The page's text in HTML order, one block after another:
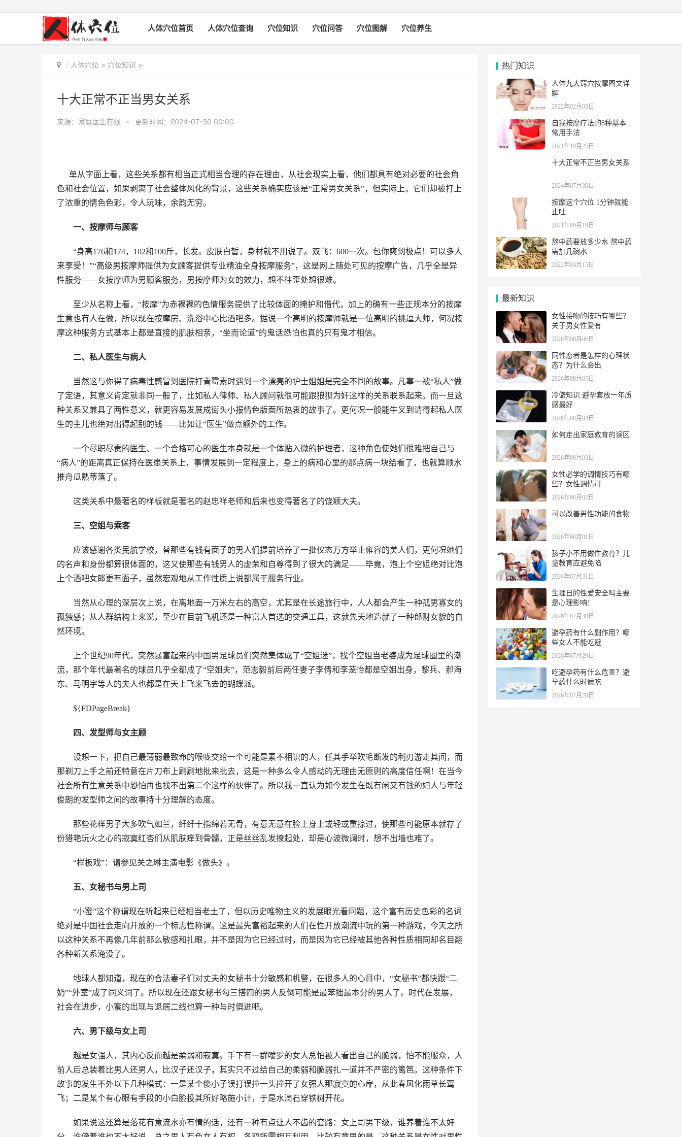
人体穴位首页 人体穴位查询 穴位知识 穴位问答 穴位图解 穴位养生
人体穴位 > 穴位知识 >
十大正常不正当男女关系
来源：家庭医生在线 • 更新时间：2024-07-30 00:00
单从字面上看，这些关系都有相当正式相当合理的存在理由，从社会现实上看，他们都具有绝对必要的社会角
色和社会位置，如果剥离了社会整体风化的背景，这些关系确实应该是“正常男女关系”，但实际上，它们却被打上
了浓重的情色色彩，令人玩味，余韵无穷。
一、按摩师与顾客
“身高176和174，102和100斤，长发。皮肤白皙，身材就不用说了。双飞：600一次。包你爽到极点！可以多人
来享受！”“高级男按摩师提供为女顾客提供专业精油全身按摩服务”，这是网上随处可见的按摩广告，几乎全是异
性服务——女按摩师为男顾客服务，男按摩师为女的效力，想不往歪处想很难。
至少从名称上看，“按摩”为赤裸裸的色情服务提供了比较体面的掩护和借代，加上的确有一些正规本分的按摩
生意也有人在做，所以现在按摩房、洗浴中心比酒吧多。据说一个高明的按摩师就是一位高明的挑逗大师，何况按
摩这种服务方式基本上都是直接的肌肤相亲，“坐而论道”的鬼话恐怕也真的只有鬼才相信。
二、私人医生与病人
当然这与你得了病毒性感冒到医院打青霉素时遇到一个漂亮的护士姐姐是完全不同的故事。凡事一被“私人”做
了定语，其意义肯定就非同一般了，比如私人律师、私人顾问就很可能跟狼狈为奸这样的关系联系起来。而一旦这
种关系又兼具了两性意义，就更容易发展成街头小报情色版面所热衷的故事了。更何况一般能牛叉到请得起私人医
生的主儿也绝对出得起别的钱——比如让“医生”做点额外的工作。
一个尽职尽责的医生、一个合格可心的医生本身就是一个体贴入微的护理者，这种角色使她们很难把自己与
“病人”的距离真正保持在医患关系上，事情发展到一定程度上，身上的病和心里的那点病一块给看了，也就算顺水
推舟瓜熟蒂落了。
这类关系中最著名的样板就是著名的赵忠祥老师和后来也变得著名了的饶颖大夫。
三、空姐与乘客
应该感谢各类民航学校，替那些有钱有面子的男人们提前培养了一批仪态万方举止雍容的美人们，更何况她们
的名声和身份都算很体面的，这又使那些有钱男人的虚荣和自尊得到了很大的满足——毕竟，泡上个空姐绝对比泡
上个酒吧女郎更有面子，虽然宏观地从工作性质上说都属于服务行业。
当然从心理的深层次上说，在离地面一万米左右的高空，尤其是在长途旅行中，人人都会产生一种孤男寡女的
孤独感；从人群结构上来说，至少在目前飞机还是一种富人首选的交通工具，这就先天地造就了一种郎财女貌的自
然环境。
上个世纪90年代，突然暴富起来的中国男足球员们突然集体成了“空姐迷”，找个空姐当老婆成为足球圈里的潮
流，那个年代最著名的球员几乎全都成了“空姐夫”，范志毅前后两任妻子李倩和李茏怡都是空姐出身，黎兵、郝海
东、马明宇等人的夫人也都是在天上飞来飞去的蝴蝶派。
${FDPageBreak}
四、发型师与女主顾
设想一下，把自己最薄弱最致命的喉咙交给一个可能是素不相识的人，任其手举吹毛断发的利刃游走其间，而
那剃刀上手之前还特意在片刀布上刷刷地批来批去，这是一种多么令人感动的无理由无原则的高度信任啊！在当今
社会所有生意关系中恐怕再也找不出第二个这样的伙伴了。所以我一直认为如今发生在既有闲又有钱的妇人与年轻
俊朗的发型师之间的故事持十分理解的态度。
那些花样男子大多吹气如兰，纤纤十指绵若无骨，有意无意在脸上身上或轻或重掠过，使那些可能原本就存了
份猎艳玩火之心的寂寞红杏们从肌肤痒到骨髓，正是丝丝乱发撩起处，却是心波微谰时，想不出墙也难了。
“样板戏”：请参见关之琳主演电影《做头》。
五、女秘书与男上司
“小蜜”这个称谓现在听起来已经相当老土了，但以历史唯物主义的发展眼光看问题，这个富有历史色彩的名词
绝对是中国社会走向开放的一个标志性称谓。这是最先富裕起来的人们在性开放潮流中玩的第一种游戏，今天之所
以这种关系不再像几年前那么敏感和扎眼，并不是因为它已经过时，而是因为它已经被其他各种性质相同却名目翻
各种新关系淹没了。
地球人都知道，现在的合法妻子们对丈夫的女秘书十分敏感和机警，在很多人的心目中，“女秘书”都快跟“二
奶”“外室”成了同义词了。所以现在还跟女秘书勾三搭四的男人反倒可能是最笨拙最本分的男人了。时代在发展，
社会在进步，小蜜的出现与退居二线也算一种与时俱进吧。
六、男下级与女上司
越是女强人，其内心反而越是柔弱和寂寞。手下有一群喽罗的女人总怕被人看出自己的脆弱，怕不能服众，人
前人后总装着比男人还男人，比汉子还汉子，其实只不过给自己的柔弱和脆弱扎一道并不严密的篱笆。这种条件下
故事的发生不外以下几种模式：一是某个傻小子误打误撞一头撞开了女强人那寂寞的心扉，从此春风化雨草长莺
飞；二是某个有心眼有手段的小白脸投其所好略施小计，于是水滴石穿铁树开花。
如果说这还算是落花有意流水亦有情的话，还有一种有点让人不齿的套路：女上司男下级，谁养着谁不太好
热门知识
人体九大窍穴按摩图文详
解
2022年02月03日
自我按摩疗法的8种基本
常用手法
2021年10月25日
十大正常不正当男女关系
2024年07月30日
按摩这个穴位 1分钟就能
止吐
2021年09月19日
熬中药要放多少水 熬中药
需加几碗水
2022年04月15日
最新知识
女性接吻的技巧有哪些？
关于男女性爱有
2026年08月06日
同性恋者是怎样的心理状
态？为什么会出
2026年08月05日
冷僻知识:避孕套放一年质
感最好
2026年08月04日
如何走出家庭教育的误区
2026年08月03日
女性必学的调情技巧有哪
些？女性调情可
2026年08月02日
可以改善男性功能的食物
2026年08月01日
孩子小不用做性教育？儿
童教育应避免陷
2026年07月31日
生理日的性爱安全吗主要
是心理影响！
2026年07月30日
避孕药有什么副作用？哪
些女人不能吃避
2026年07月29日
吃避孕药有什么危害？避
孕药什么时候吃
2026年07月28日